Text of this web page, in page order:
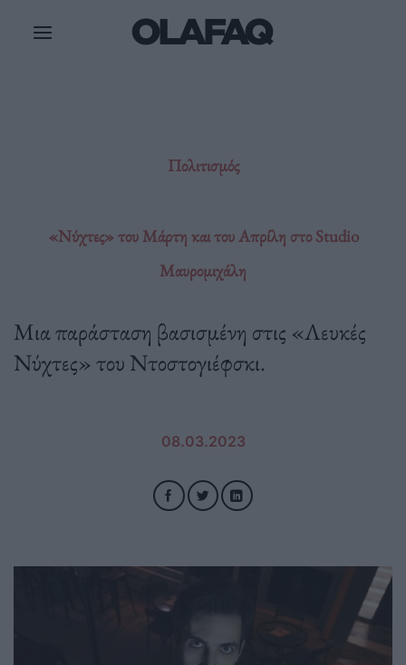
Πολιτισμός
«Νύχτες» του Μάρτη και του Απρίλη στο Studio
Μαυρομιχάλη
Μια παράσταση βασισμένη στις «Λευκές
Νύχτες» του Ντοστογιέφσκι.
08.03.2023